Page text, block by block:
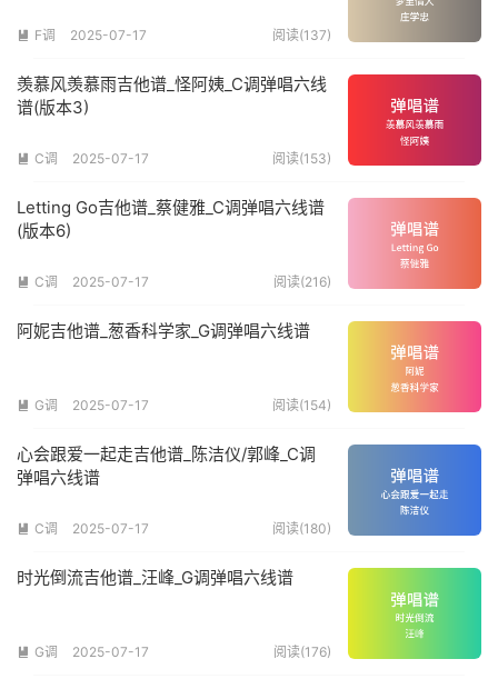
 F调 2025-07-17 阅读(137)
羡慕风羡慕雨吉他谱_怪阿姨_C调弹唱六线
谱(版本3)
 C调 2025-07-17 阅读(153)
Letting Go吉他谱_蔡健雅_C调弹唱六线谱
(版本6)
 C调 2025-07-17 阅读(216)
阿妮吉他谱_葱香科学家_G调弹唱六线谱
 G调 2025-07-17 阅读(154)
心会跟爱一起走吉他谱_陈洁仪/郭峰_C调
弹唱六线谱
 C调 2025-07-17 阅读(180)
时光倒流吉他谱_汪峰_G调弹唱六线谱
 G调 2025-07-17 阅读(176)